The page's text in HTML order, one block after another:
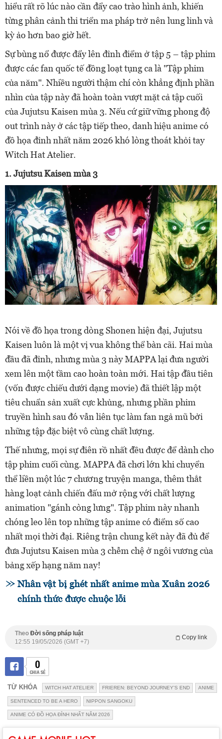
hiểu rất rõ lúc nào cần đẩy cao trào hình ảnh, khiến
từng phân cảnh thi triển ma pháp trở nên lung linh và
kỳ ảo hơn bao giờ hết.
Sự bùng nổ được đẩy lên đỉnh điểm ở tập 5 – tập phim
được các fan quốc tế đồng loạt tụng ca là "Tập phim
của năm". Nhiều người thậm chí còn khẳng định phần
nhìn của tập này đã hoàn toàn vượt mặt cả tập cuối
của Jujutsu Kaisen mùa 3. Nếu cứ giữ vững phong độ
out trình này ở các tập tiếp theo, danh hiệu anime có
đồ họa đỉnh nhất năm 2026 khó lòng thoát khỏi tay
Witch Hat Atelier.
1. Jujutsu Kaisen mùa 3
Nói về đồ họa trong dòng Shonen hiện đại, Jujutsu
Kaisen luôn là một vị vua không thể bàn cãi. Hai mùa
đầu đã đỉnh, nhưng mùa 3 này MAPPA lại đưa người
xem lên một tầm cao hoàn toàn mới. Hai tập đầu tiên
(vốn được chiếu dưới dạng movie) đã thiết lập một
tiêu chuẩn sản xuất cực khủng, nhưng phần phim
truyền hình sau đó vẫn liên tục làm fan ngả mũ bởi
những tập đặc biệt vô cùng chất lượng.
Thế nhưng, mọi sự điên rồ nhất đều được để dành cho
tập phim cuối cùng. MAPPA đã chơi lớn khi chuyển
thể liền một lúc 7 chương truyện manga, thêm thắt
hàng loạt cảnh chiến đấu mở rộng với chất lượng
animation "gánh còng lưng". Tập phim này nhanh
chóng leo lên top những tập anime có điểm số cao
nhất mọi thời đại. Riêng trận chung kết này đã đủ để
đưa Jujutsu Kaisen mùa 3 chễm chệ ở ngôi vương của
bảng xếp hạng năm nay!
Nhân vật bị ghét nhất anime mùa Xuân 2026
chính thức được chuộc lỗi
Theo Đời sống pháp luật
Copy link
12:55 19/05/2026 (GMT +7)
0
CHIA SẺ
TỪ KHÓA WITCH HAT ATELIER FRIEREN: BEYOND JOURNEY'S END ANIME
SENTENCED TO BE A HERO NIPPON SANGOKU
ANIME CÓ ĐỒ HỌA ĐỈNH NHẤT NĂM 2026